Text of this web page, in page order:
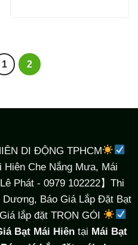
1 2
DI ĐỘNG TPHCM
Hiên Che Nắng Mưa, Mái
Phát - 0979 102222】Thi
Báo Giá Lắp Đặt Bạt
lắp đặt TRỌN GÓI
Bạt Mái Hiêntại Mái Bạt